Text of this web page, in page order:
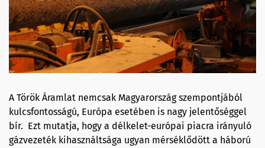
A Török Áramlat nemcsak Magyarország szempontjából
kulcsfontosságú, Európa esetében is nagy jelentőséggel
bír. Ezt mutatja, hogy a délkelet-európai piacra irányuló
gázvezeték kihasználtsága ugyan mérséklődött a háború